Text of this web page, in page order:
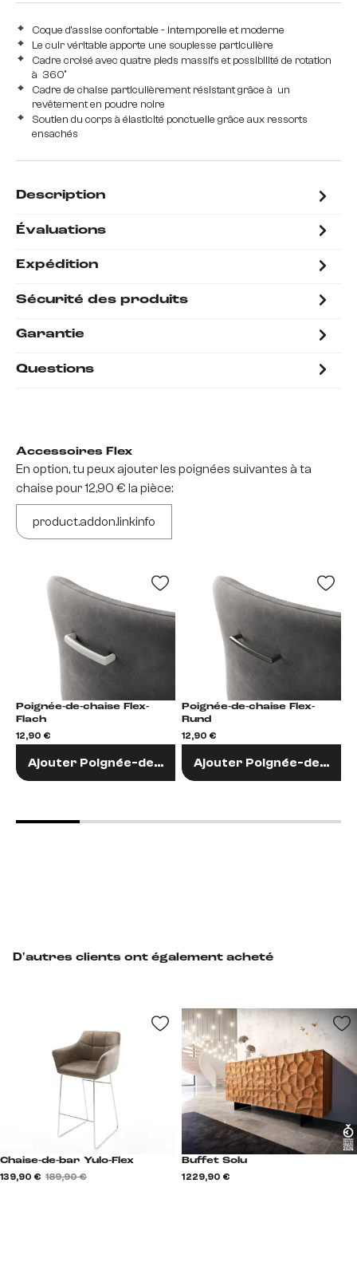
Coque d'assise confortable - intemporelle et moderne
Le cuir véritable apporte une souplesse particulière
Cadre croisé avec quatre pieds massifs et possibilité de rotation
à 360°
Cadre de chaise particulièrement résistant grâce à un
revêtement en poudre noire
Soutien du corps à élasticité ponctuelle grâce aux ressorts
ensachés
Description
Évaluations
Expédition
Sécurité des produits
Garantie
Questions
Accessoires Flex
En option, tu peux ajouter les poignées suivantes à ta
chaise pour 12,90 € la pièce:
product.addon.linkinfo
Poignée-de-chaise Flex-
Flach
12,90 €
Ajouter Poignée-de-chaise
Poignée-de-chaise Flex-
Rund
12,90 €
Ajouter Poignée-de-
D'autres clients ont également acheté
Chaise-de-bar Yulo-Flex
139,90 € 189,90 €
Buffet Solu
1 229,90 €